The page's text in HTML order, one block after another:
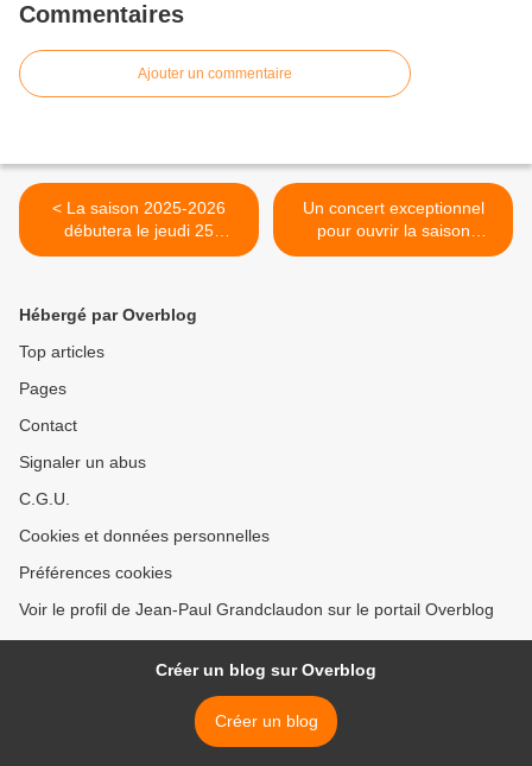
Commentaires
Ajouter un commentaire
< La saison 2025-2026
débutera le jeudi 25
septembre 2025
Un concert exceptionnel
pour ouvrir la saison
...avant les Folies
Hébergé par Overblog
Top articles
Pages
Contact
Signaler un abus
C.G.U.
Cookies et données personnelles
Préférences cookies
Voir le profil de Jean-Paul Grandclaudon sur le portail Overblog
Créer un blog sur Overblog
Créer un blog